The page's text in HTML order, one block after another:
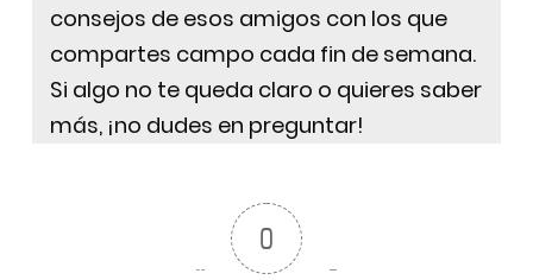
consejos de esos amigos con los que
compartes campo cada fin de semana.
Si algo no te queda claro o quieres saber
más, ¡no dudes en preguntar!
0